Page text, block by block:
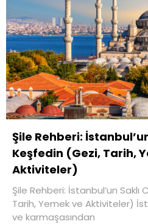
Şile Rehberi:
Keşfedin (Gezi, Tarih,
Aktiviteler)
Şile Rehberi: İstanbul’un
Tarih, Yemek ve Aktiviteler)
ve karmaşasından